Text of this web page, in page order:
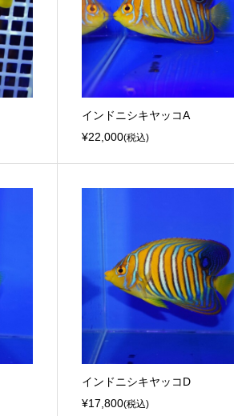
インドニシキヤッコA
¥22,000(税込)
インドニシキヤッコD
¥17,800(税込)